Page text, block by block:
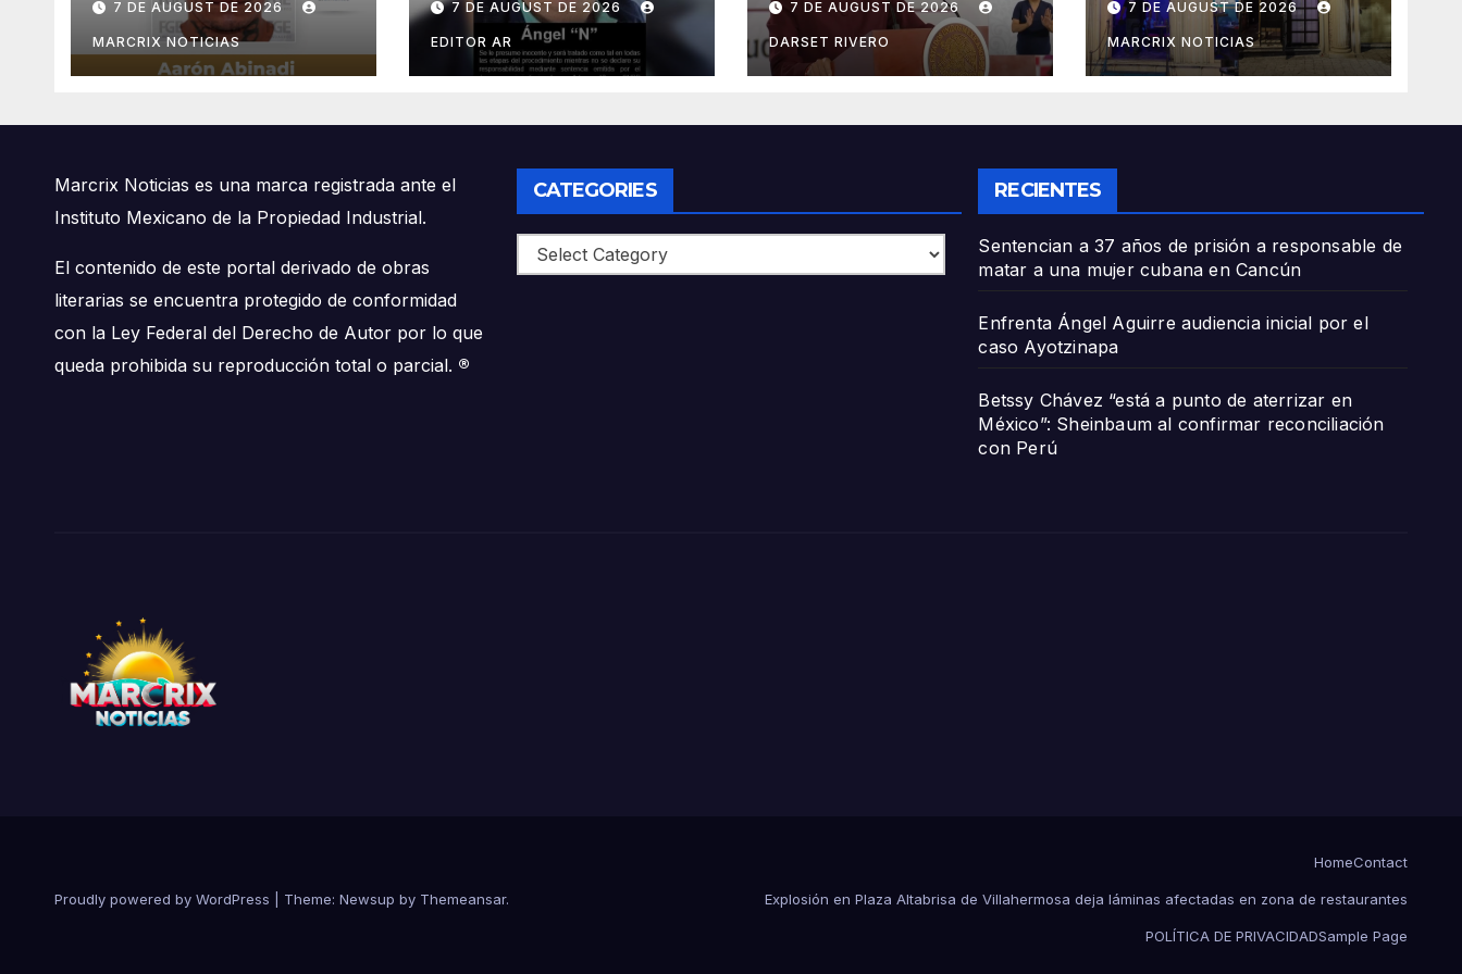
matar a una mujer
cubana en Cancún
7 DE AUGUST DE 2026
MARCRIX NOTICIAS
Ayotzinapa
7 DE AUGUST DE 2026
EDITOR AR
Sheinbaum al
confirmar
reconciliación con
7 DE AUGUST DE 2026
DARSET RIVERO
aseguran presunta
droga
7 DE AUGUST DE 2026
MARCRIX NOTICIAS
Marcrix Noticias es una marca registrada ante el
Instituto Mexicano de la Propiedad Industrial.
El contenido de este portal derivado de obras
literarias se encuentra protegido de conformidad
con la Ley Federal del Derecho de Autor por lo que
queda prohibida su reproducción total o parcial. ®
CATEGORIES
Categories
RECIENTES
Sentencian a 37 años de prisión a responsable de
matar a una mujer cubana en Cancún
Enfrenta Ángel Aguirre audiencia inicial por el
caso Ayotzinapa
Betssy Chávez “está a punto de aterrizar en
México”: Sheinbaum al confirmar reconciliación
con Perú
Proudly powered by WordPress Theme: Newsup by Themeansar.
HomeContact
Explosión en Plaza Altabrisa de Villahermosa deja láminas afectadas en zona de restaurantes
POLÍTICA DE PRIVACIDADSample Page